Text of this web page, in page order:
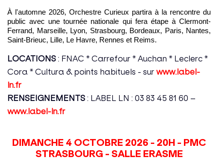
À l'automne 2026, Orchestre Curieux partira à la rencontre du
public avec une tournée nationale qui fera étape à Clermont-
Ferrand, Marseille, Lyon, Strasbourg, Bordeaux, Paris, Nantes,
Saint-Brieuc, Lille, Le Havre, Rennes et Reims.
LOCATIONS : FNAC * Carrefour * Auchan * Leclerc *
Cora * Cultura & points habituels - sur www.label-
ln.fr
RENSEIGNEMENTS : LABEL LN : 03 83 45 81 60 –
www.label-ln.fr
DIMANCHE 4 OCTOBRE 2026 - 20H - PMC
STRASBOURG - SALLE ERASME